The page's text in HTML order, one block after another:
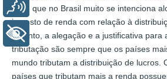
sabe que no Brasil muito se intenciona
imposto de renda com relação à
entanto, a alegação e a justificativa para
tributação são sempre que os países
mundo tributam a distribuição de lucros.
países que tributam mais a renda
+ Acessibilidade